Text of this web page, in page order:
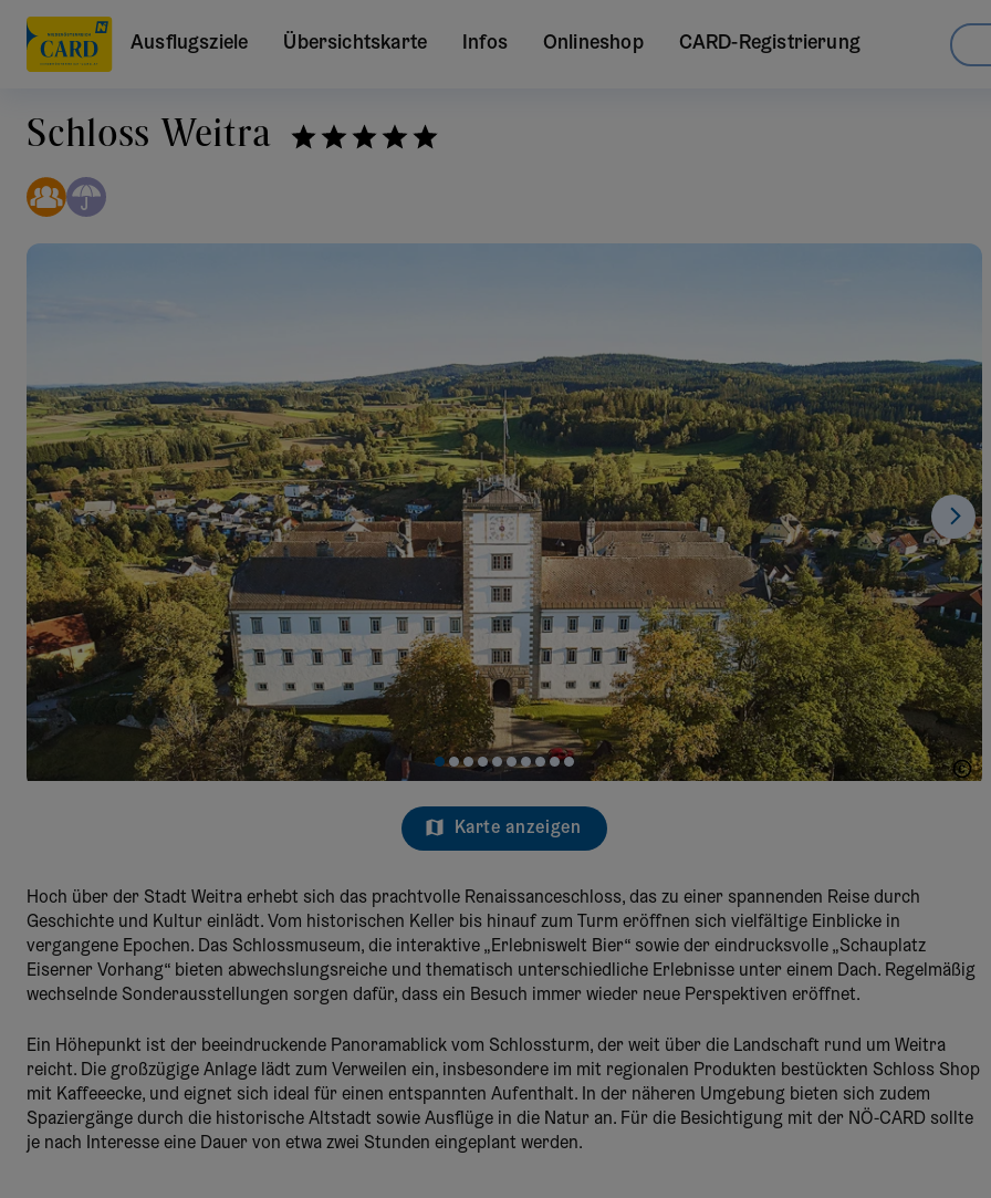
Ausflugsziele Übersichtskarte Infos Onlineshop CARD-Registrierung
Schloss Weitra
Karte anzeigen
Hoch über der Stadt Weitra erhebt sich das prachtvolle Renaissanceschloss, das zu einer spannenden Reise durch
Geschichte und Kultur einlädt. Vom historischen Keller bis hinauf zum Turm eröffnen sich vielfältige Einblicke in
vergangene Epochen. Das Schlossmuseum, die interaktive „Erlebniswelt Bier“ sowie der eindrucksvolle „Schauplatz
Eiserner Vorhang“ bieten abwechslungsreiche und thematisch unterschiedliche Erlebnisse unter einem Dach. Regelmäßig
wechselnde Sonderausstellungen sorgen dafür, dass ein Besuch immer wieder neue Perspektiven eröffnet.
Ein Höhepunkt ist der beeindruckende Panoramablick vom Schlossturm, der weit über die Landschaft rund um Weitra
reicht. Die großzügige Anlage lädt zum Verweilen ein, insbesondere im mit regionalen Produkten bestückten Schloss Shop
mit Kaffeeecke, und eignet sich ideal für einen entspannten Aufenthalt. In der näheren Umgebung bieten sich zudem
Spaziergänge durch die historische Altstadt sowie Ausflüge in die Natur an. Für die Besichtigung mit der NÖ-CARD sollte
je nach Interesse eine Dauer von etwa zwei Stunden eingeplant werden.